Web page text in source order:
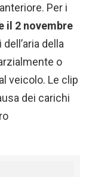
Per i
il 2 novembre
della
o
veicolo. Le clip
dei carichi